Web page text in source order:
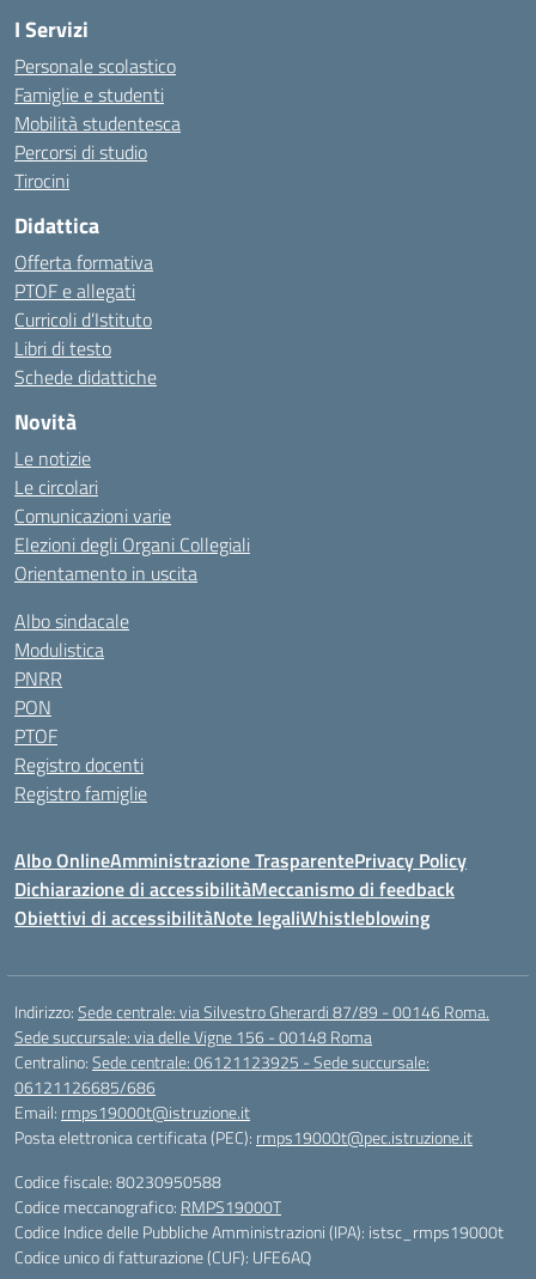
I Servizi
Personale scolastico
Famiglie e studenti
Mobilità studentesca
Percorsi di studio
Tirocini
Didattica
Offerta formativa
PTOF e allegati
Curricoli d’Istituto
Libri di testo
Schede didattiche
Novità
Le notizie
Le circolari
Comunicazioni varie
Elezioni degli Organi Collegiali
Orientamento in uscita
Albo sindacale
Modulistica
PNRR
PON
PTOF
Registro docenti
Registro famiglie
Albo OnlineAmministrazione TrasparentePrivacy Policy
Dichiarazione di accessibilitàMeccanismo di feedback
Obiettivi di accessibilitàNote legaliWhistleblowing
Indirizzo:Sede centrale: via Silvestro Gherardi 87/89 - 00146 Roma.
Sede succursale: via delle Vigne 156 - 00148 Roma
Centralino:Sede centrale: 06121123925 - Sede succursale:
06121126685/686
Email: rmps19000t@istruzione.it
Posta elettronica certificata (PEC): rmps19000t@pec.istruzione.it
Codice fiscale: 80230950588
Codice meccanografico: RMPS19000T
Codice Indice delle Pubbliche Amministrazioni (IPA): istsc_rmps19000t
Codice unico di fatturazione (CUF): UFE6AQ